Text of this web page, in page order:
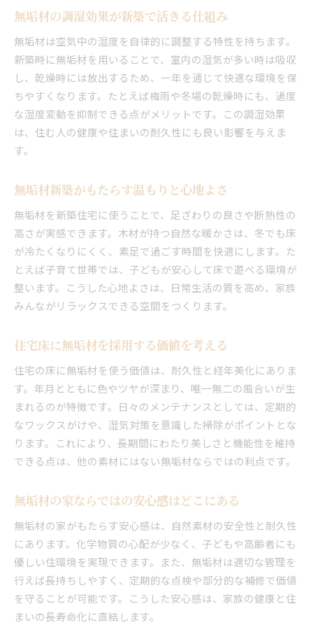
無垢材の調湿効果が新築で活きる仕組み
無垢材は空気中の湿度を自律的に調整する特性を持ちます。
新築時に無垢材を用いることで、室内の湿気が多い時は吸収
し、乾燥時には放出するため、一年を通じて快適な環境を保
ちやすくなります。たとえば梅雨や冬場の乾燥時にも、過度
な湿度変動を抑制できる点がメリットです。この調湿効果
は、住む人の健康や住まいの耐久性にも良い影響を与えま
す。
無垢材新築がもたらす温もりと心地よさ
無垢材を新築住宅に使うことで、足ざわりの良さや断熱性の
高さが実感できます。木材が持つ自然な暖かさは、冬でも床
が冷たくなりにくく、素足で過ごす時間を快適にします。た
とえば子育て世帯では、子どもが安心して床で遊べる環境が
整います。こうした心地よさは、日常生活の質を高め、家族
みんながリラックスできる空間をつくります。
住宅床に無垢材を採用する価値を考える
住宅の床に無垢材を使う価値は、耐久性と経年美化にありま
す。年月とともに色やツヤが深まり、唯一無二の風合いが生
まれるのが特徴です。日々のメンテナンスとしては、定期的
なワックスがけや、湿気対策を意識した掃除がポイントとな
ります。これにより、長期間にわたり美しさと機能性を維持
できる点は、他の素材にはない無垢材ならではの利点です。
無垢材の家ならではの安心感はどこにある
無垢材の家がもたらす安心感は、自然素材の安全性と耐久性
にあります。化学物質の心配が少なく、子どもや高齢者にも
優しい住環境を実現できます。また、無垢材は適切な管理を
行えば長持ちしやすく、定期的な点検や部分的な補修で価値
を守ることが可能です。こうした安心感は、家族の健康と住
まいの長寿命化に直結します。